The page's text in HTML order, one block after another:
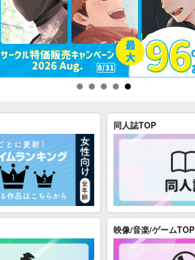
同人誌TOP
映像/音楽/ゲームTOP